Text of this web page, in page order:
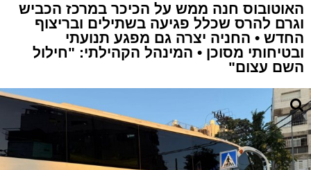
האוטובוס חנה ממש על הכיכר במרכז הכביש
וגרם להרס שכלל פגיעה בשתילים ובריצוף
החדש • החניה יצרה גם מפגע תנועתי
ובטיחותי מסוכן • המינהל הקהילתי: "חילול
השם עצום"